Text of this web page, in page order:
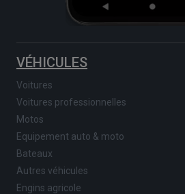
VÉHICULES
Voitures
Voitures professionnelles
Motos
Equipement auto & moto
Bateaux
Autres véhicules
Engins agricole